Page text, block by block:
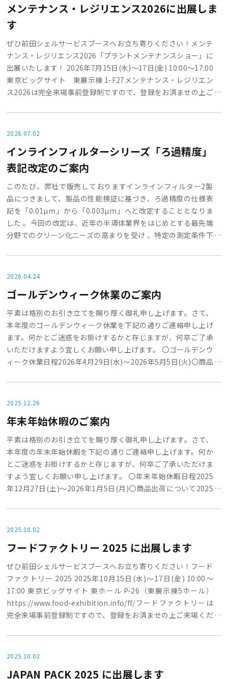
メンテナンス・レジリエンス2026に出展しま
す
ぜひ前田シェルサービスブースへお立ち寄りください！メンテ
ナンス・レジリエンス2026「プラントメンテナンスショー」に
出展いたします！ 2026年7月15日(水)～17日(金) 10:00～17:00
東京ビッグサイト 東展示棟 1-F27メンテナンス・レジリエン
ス2026は完全来場事前登録制ですので、登録をお済ませの上ご
〇3in1・エコ×ドライフィルター〇漏洩補修材リークブロック
2026.07.02
インラインフィルターシリーズ「ろ過精度」
表記改定のご案内
このたび、弊社で販売しておりますインラインフィルター2製
品につきまして、製品の性能検証に基づき、ろ過精度の仕様表
記を「0.01µm」から「0.003µm」へと改定することとなりま
した 。今回の改定は、近年の半導体業界をはじめとする最先端
分野でのクリーン化ニーズの高まりを受け 、特定の測定条件下
式に確認されたことに伴うものです 。●最先端分野の厳しい要
確になりました 。●幅広い業界での安心を実証：高い安全・清
浄性が求められ
2026.04.24
ゴールデンウィーク休業のご案内
平素は格別のお引き立てを賜り厚く御礼申し上げます。さて、
本年度のゴールデンウィーク休業を下記の通りご連絡申し上げ
ます。何かとご迷惑をお掛けするかと存じますが、何卒ご了承
いただけますよう宜しくお願い申し上げます。 〇ゴールデンウ
ィーク休業日程2026年4月29日(水)～2026年5月5日(火)〇商品
日(火)出荷（2026年5月6日(水)は営業しておりますが、祝日の
文につきましては、2026年5月7日以
2025.12.26
年末年始休暇のご案内
平素は格別のお引き立てを賜り厚く御礼申し上げます。さて、
本年度の年末年始休暇を下記の通りご連絡申し上げます。何か
とご迷惑をお掛けするかと存じますが、何卒ご了承いただけま
すよう宜しくお願い申し上げます。 〇年末年始休暇日程2025
年12月27日(土)～2026年1月5日(月)〇商品出荷について2025
年1月6日（火）より通常出荷上記の通り2025年12月26日12時
2025.10.02
フードファクトリー 2025 に出展します
ぜひ前田シェルサービスブースへお立ち寄りください！フード
ファクトリー 2025 2025年10月15日(水)～17日(金) 10:00～
17:00 東京ビッグサイト 東ホール P-26（東展示棟5ホール）
https://www.food-exhibition.info/ff/フードファクトリーは
完全来場事前登録制ですので、登録をお済ませの上ご来場くだ
マルチ・ドライフィルタースケルトン〇抗菌・除菌3in1マル
2025.10.02
JAPAN PACK 2025 に出展します